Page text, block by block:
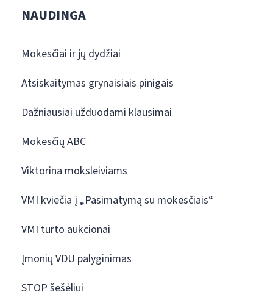
NAUDINGA
Mokesčiai ir jų dydžiai
Atsiskaitymas grynaisiais pinigais
Dažniausiai užduodami klausimai
Mokesčių ABC
Viktorina moksleiviams
VMI kviečia į „Pasimatymą su mokesčiais“
VMI turto aukcionai
Įmonių VDU palyginimas
STOP šešėliui